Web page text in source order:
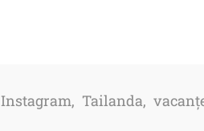
Instagram, Tailanda,